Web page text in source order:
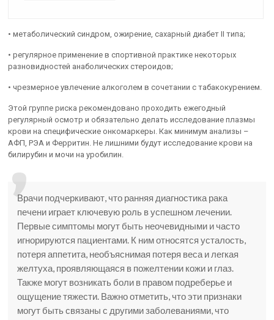
• метаболический синдром, ожирение, сахарный диабет II типа;
• регулярное применение в спортивной практике некоторых
разновидностей анаболических стероидов;
• чрезмерное увлечение алкоголем в сочетании с табакокурением.
Этой группе риска рекомендовано проходить ежегодный
регулярный осмотр и обязательно делать исследование плазмы
крови на специфические онкомаркеры. Как минимум анализы –
АФП, РЭА и Ферритин. Не лишними будут исследование крови на
билирубин и мочи на уробилин.
Врачи подчеркивают, что ранняя диагностика рака
печени играет ключевую роль в успешном лечении.
Первые симптомы могут быть неочевидными и часто
игнорируются пациентами. К ним относятся усталость,
потеря аппетита, необъяснимая потеря веса и легкая
желтуха, проявляющаяся в пожелтении кожи и глаз.
Также могут возникать боли в правом подреберье и
ощущение тяжести. Важно отметить, что эти признаки
могут быть связаны с другими заболеваниями, что